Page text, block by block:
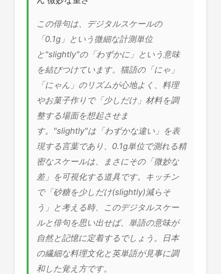
この俳句は、デジタルスケールの
「0.1g」という微細な計測単位
と"slightly"の「わずかに」という意味
を結びつけています。猫語の「にゃ」
「にゃん」のリズムが心地よく、料理
やお菓子作りで「少しだけ」材料を調
整する場面を想起させま
す。"slightly"は「わずかな違い」を表
現する言葉であり、0.1g単位で測れる精
密なスケールは、まさにその「微妙な
差」を可視化する道具です。キッチン
で「砂糖を少しだけ(slightly)減らそ
う」と考える時、このデジタルスケー
ルと俳句を思い出せば、単語の意味が
自然と記憶に定着するでしょう。日本
の繊細な料理文化と英単語が見事に調
和した覚え方です。